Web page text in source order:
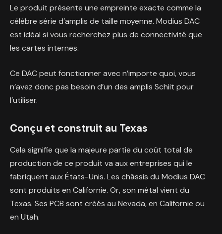
Le produit présente une empreinte exacte comme la
célèbre série d’amplis de taille moyenne. Modius DAC
est idéal si vous recherchez plus de connectivité que
les cartes internes.
Ce DAC peut fonctionner avec n’importe quoi, vous
n’avez donc pas besoin d’un des amplis Schiit pour
l’utiliser.
Conçu et construit au Texas
Cela signifie que la majeure partie du coût total de
production de ce produit va aux entreprises qui le
fabriquent aux États-Unis. Les châssis du Modius DAC
sont produits en Californie. Or, son métal vient du
Texas. Ses PCB sont créés au Nevada, en Californie ou
en Utah.